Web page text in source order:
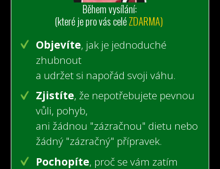
Během vysílání:
(které je pro vás celéZDARMA)
Objevíte, jak je jednoduché
zhubnout
a udržet si napořád svoji váhu.
Zjistíte, že nepotřebujete pevnou
vůli, pohyb,
ani žádnou "zázračnou" dietu nebo
žádný "zázračný" přípravek.
Pochopíte, proč se vám zatím